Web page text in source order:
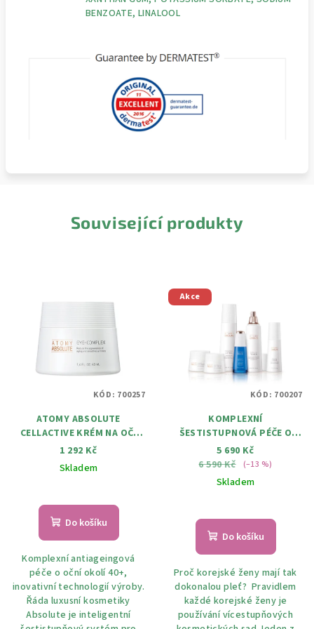
BENZOATE, LINALOOL
Související produkty
ATOMY ABSOLUTE
CELLACTIVE KRÉM NA OČI
40ML
1 292 Kč
Skladem
Do košíku
Komplexní antiageingová
péče o oční okolí 40+,
inovativní technologií výroby.
Řáda luxusní kosmetiky
Absolute je inteligentní
KÓD: 700257
Akce
KOMPLEXNÍ
ŠESTISTUPNOVÁ PÉČE O
PLET' 40+ ATOMY ABSOLUTE
CELLACTIVE SKINCARE SET
5 690 Kč
6 590 Kč
(–13 %)
Skladem
Do košíku
Proč korejské ženy mají tak
dokonalou pleť? Pravidlem
každé korejské ženy je
používání vícestupňových
KÓD: 700207